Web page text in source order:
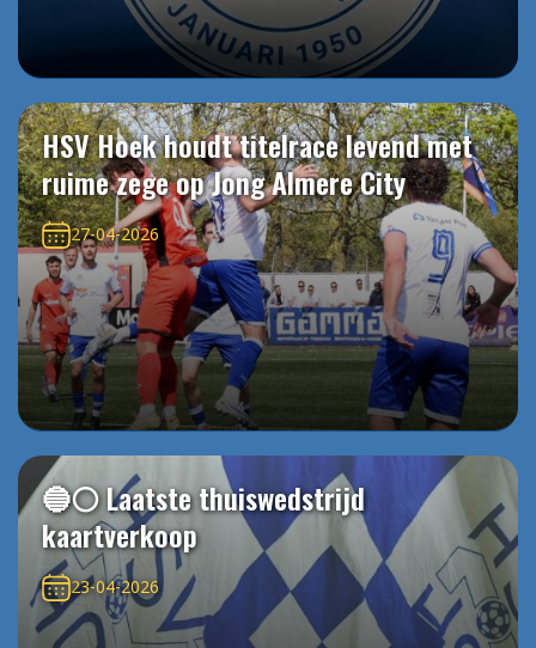
HSV Hoek houdt titelrace levend met
ruime zege op Jong Almere City
27-04-2026
🔵⚪️ Laatste thuiswedstrijd
kaartverkoop
23-04-2026